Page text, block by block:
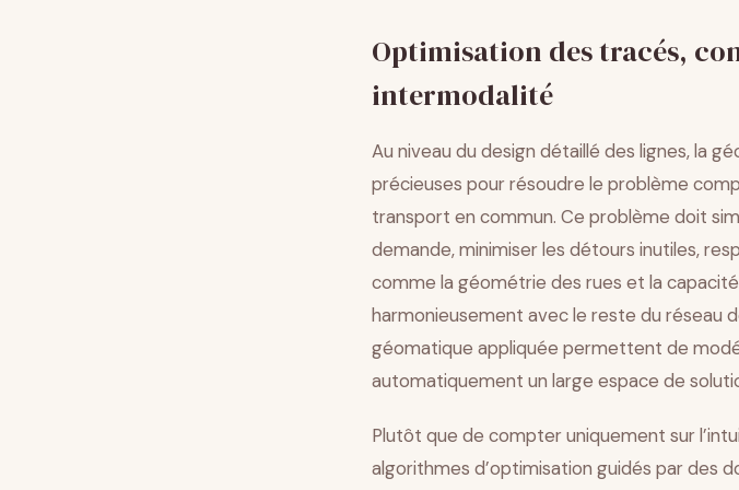
Optimisation des tracés,
intermodalité
Au niveau du design détaillé des lignes, la
précieuses pour résoudre le problème
transport en commun. Ce problème doit
demande, minimiser les détours inutiles,
comme la géométrie des rues et la
harmonieusement avec le reste du réseau
géomatique appliquée permettent de
automatiquement un large espace de
Plutôt que de compter uniquement sur
algorithmes d’optimisation guidés par des